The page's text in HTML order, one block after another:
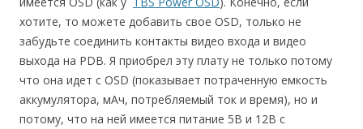
хотите, то можете добавить свое OSD, только не
забудьте соединить контакты видео входа и видео
выхода на PDB. Я приобрел эту плату не только потому
что она идет с OSD (показывает потраченную емкость
аккумулятора, мАч, потребляемый ток и время), но и
потому, что на ней имеется питание 5В и 12В с